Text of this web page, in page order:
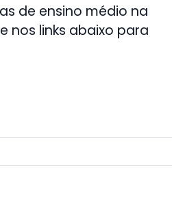
de ensino médio na
nos links abaixo para